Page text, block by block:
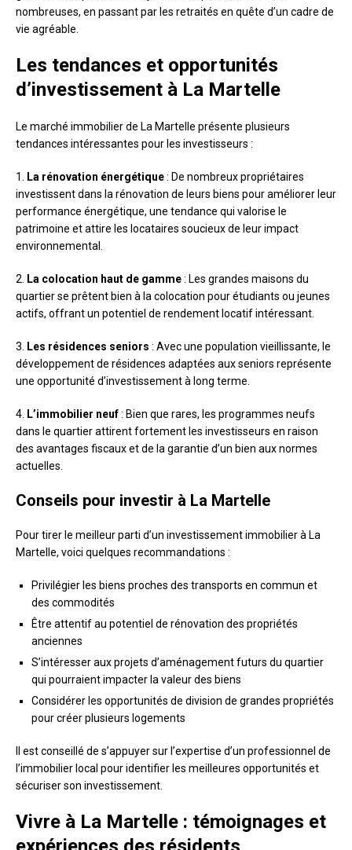
nombreuses, en passant par les retraités en quête d’un cadre de
vie agréable.
Les tendances et opportunités
d’investissement à La Martelle
Le marché immobilier de La Martelle présente plusieurs
tendances intéressantes pour les investisseurs :
1. La rénovation énergétique: De nombreux propriétaires
investissent dans la rénovation de leurs biens pour améliorer leur
performance énergétique, une tendance qui valorise le
patrimoine et attire les locataires soucieux de leur impact
environnemental.
2. La colocation haut de gamme: Les grandes maisons du
quartier se prêtent bien à la colocation pour étudiants ou jeunes
actifs, offrant un potentiel de rendement locatif intéressant.
3. Les résidences seniors : Avec une population vieillissante, le
développement de résidences adaptées aux seniors représente
une opportunité d’investissement à long terme.
4. L’immobilier neuf: Bien que rares, les programmes neufs
dans le quartier attirent fortement les investisseurs en raison
des avantages fiscaux et de la garantie d’un bien aux normes
actuelles.
Conseils pour investir à La Martelle
Pour tirer le meilleur parti d’un investissement immobilier à La
Martelle, voici quelques recommandations :
Privilégier les biens proches des transports en commun et
des commodités
Être attentif au potentiel de rénovation des propriétés
anciennes
S’intéresser aux projets d’aménagement futurs du quartier
qui pourraient impacter la valeur des biens
Considérer les opportunités de division de grandes propriétés
pour créer plusieurs logements
Il est conseillé de s’appuyer sur l’expertise d’un professionnel de
l’immobilier local pour identifier les meilleures opportunités et
sécuriser son investissement.
Vivre à La Martelle : témoignages et